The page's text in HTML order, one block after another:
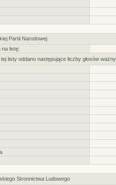
Partii Narodowej
na listę:
listy oddano następujące liczby głosów
Stronnictwa Ludowego